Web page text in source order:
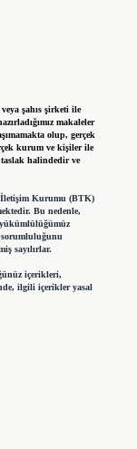
şahıs şirketi ile
makaleler
olup, gerçek
kurum ve kişiler ile
halindedir ve
İletişim Kurumu (BTK)
Bu nedenle,
sorumluluğunu
sayılırlar.
içerikleri,
ilgili içerikler yasal